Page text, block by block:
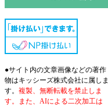
●サイト内の文章画像などの著作
物はキッシーズ株式会社に属しま
す。 複製、無断転載を禁止しま
す。また、AIによる二次加工は